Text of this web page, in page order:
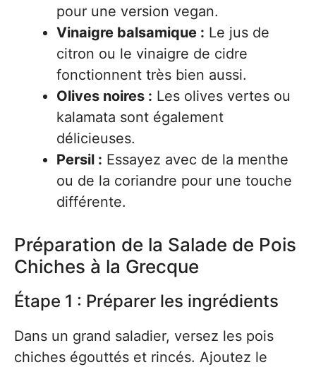
pour une version vegan.
Vinaigre balsamique : Le jus de
citron ou le vinaigre de cidre
fonctionnent très bien aussi.
Olives noires : Les olives vertes ou
kalamata sont également
délicieuses.
Persil : Essayez avec de la menthe
ou de la coriandre pour une touche
différente.
Préparation de la Salade de Pois
Chiches à la Grecque
Étape 1 : Préparer les ingrédients
Dans un grand saladier, versez les pois
chiches égouttés et rincés. Ajoutez le